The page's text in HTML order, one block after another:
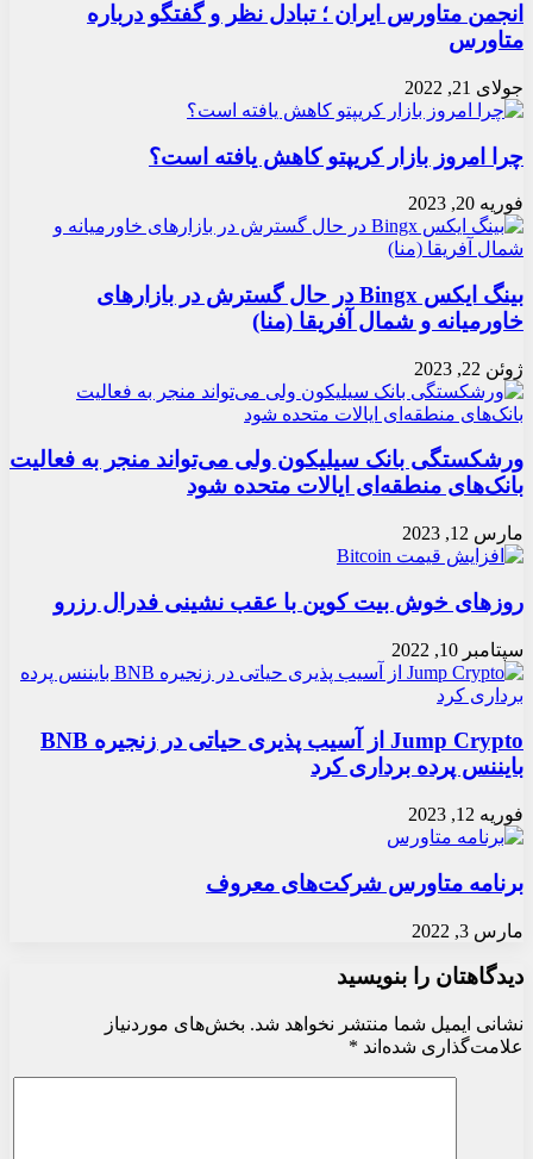
انجمن متاورس ایران ؛ تبادل نظر و گفتگو درباره
متاورس
جولای 21, 2022
چرا امروز بازار کریپتو کاهش یافته است؟
فوریه 20, 2023
بینگ ایکس Bingx در حال گسترش در بازارهای
خاورمیانه و شمال آفریقا (منا)
ژوئن 22, 2023
ورشکستگی بانک سیلیکون ولی می‌تواند منجر به فعالیت
بانک‌های منطقه‌ای ایالات متحده شود
مارس 12, 2023
روزهای خوش بیت کوین با عقب نشینی فدرال رزرو
سپتامبر 10, 2022
Jump Crypto از آسیب پذیری حیاتی در زنجیره BNB
بایننس پرده برداری کرد
فوریه 12, 2023
برنامه متاورس شرکت‌های معروف
مارس 3, 2022
دیدگاهتان را بنویسید
نشانی ایمیل شما منتشر نخواهد شد. بخش‌های موردنیاز
علامت‌گذاری شده‌اند *